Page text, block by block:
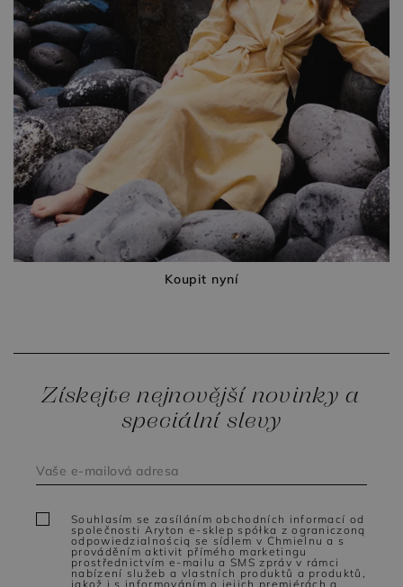
Koupit nyní
Získejte nejnovější novinky a
speciální slevy
Souhlasím se zasíláním obchodních informací od
společnosti Aryton e-sklep spółka z ograniczoną
odpowiedzialnością se sídlem v Chmielnu a s
prováděním aktivit přímého marketingu
prostřednictvím e-mailu a SMS zpráv v rámci
nabízení služeb a vlastních produktů a produktů,
jakož i s informováním o jejich premiérách a